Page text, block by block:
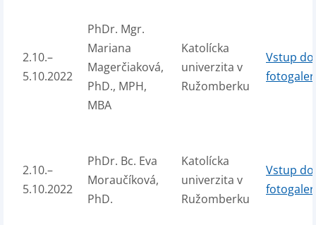
2.10.–
5.10.2022
PhDr. Mgr.
Mariana
Magerčiaková,
PhD., MPH,
MBA
Katolícka
univerzita v
Ružomberku
Vstup do
2.10.–
5.10.2022
PhDr. Bc. Eva
Moraučíková,
PhD.
Katolícka
univerzita v
Ružomberku
Vstup do